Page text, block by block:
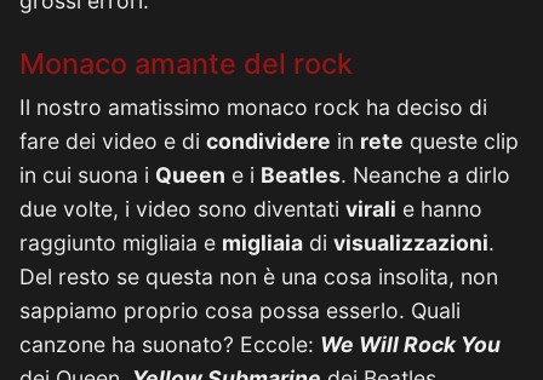
Monaco amante del rock
Il nostro amatissimo monaco rock ha deciso di
fare dei video e di condividere in rete queste clip
in cui suona i Queen e i Beatles. Neanche a dirlo
due volte, i video sono diventati virali e hanno
raggiunto migliaia e migliaia di visualizzazioni.
Del resto se questa non è una cosa insolita, non
sappiamo proprio cosa possa esserlo. Quali
canzone ha suonato? Eccole: We Will Rock You